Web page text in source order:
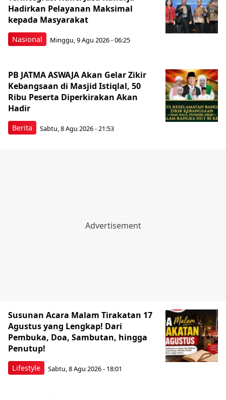
Nasional
Hadirkan Pelayanan Maksimal
kepada Masyarakat
Minggu, 9 Agu 2026 - 06:25
Berita
PB JATMA ASWAJA Akan Gelar Zikir
Kebangsaan di Masjid Istiqlal, 50
Ribu Peserta Diperkirakan Akan
Hadir
Sabtu, 8 Agu 2026 - 21:53
Lifestyle
Susunan Acara Malam Tirakatan 17
Agustus yang Lengkap! Dari
Pembuka, Doa, Sambutan, hingga
Penutup!
Sabtu, 8 Agu 2026 - 18:01